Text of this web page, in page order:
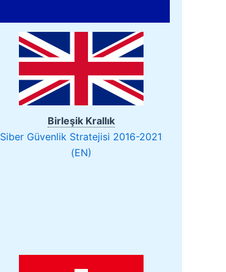
Birleşik Krallık
Siber Güvenlik Stratejisi 2016-2021
(EN)